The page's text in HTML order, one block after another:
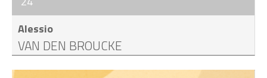
Alessio
VAN DEN BROUCKE